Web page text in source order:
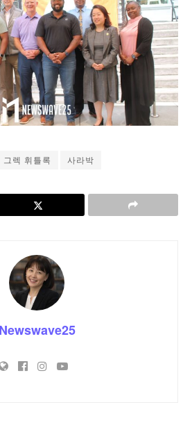
그렉 휘틀록 사라박
Newswave25